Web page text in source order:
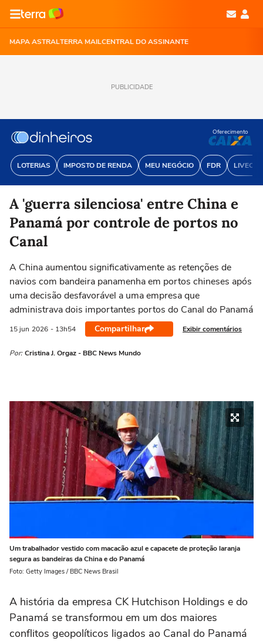
MAPA ASTRALTERRA MAILCENTRAL DO ASSINANTE
PUBLICIDADE
LOTERIAS IMPOSTO DE RENDA MEU NEGÓCIO FDR
Oferecimento
A 'guerra silenciosa' entre China e
Panamá por controle de portos no
Canal
A China aumentou significativamente as retenções de
navios com bandeira panamenha em portos chineses após
uma decisão desfavorável a uma empresa que
administrava dois importantes portos do Canal do Panamá
15 jun 2026 - 13h54 Compartilhar Exibir comentários
Por: Cristina J. Orgaz - BBC News Mundo
Um trabalhador vestido com macacão azul e capacete de proteção laranja
segura as bandeiras da China e do Panamá
Foto: Getty Images / BBC News Brasil
A história da empresa CK Hutchison Holdings e do
Panamá se transformou em um dos maiores
conflitos geopolíticos ligados ao Canal do Panamá